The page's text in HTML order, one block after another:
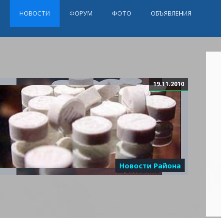
НОВОСТИ ФОРУМ ФОТО ОБЪЯВЛЕНИЯ
19.11.2010
Новости Района